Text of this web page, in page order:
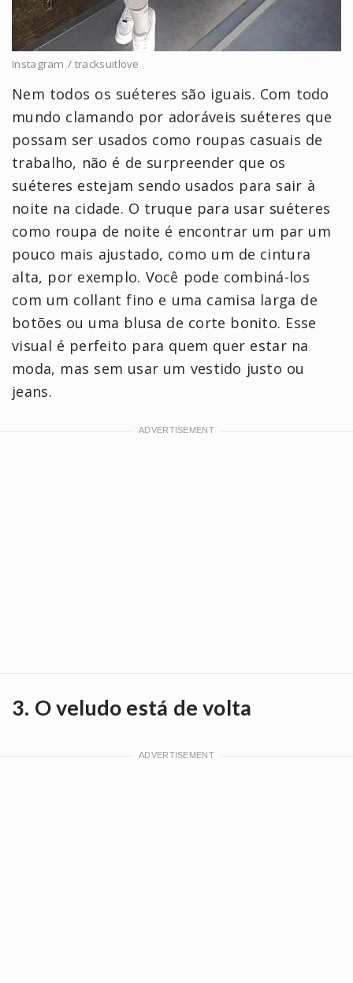
Instagram / tracksuitlove
Nem todos os suéteres são iguais. Com todo
mundo clamando por adoráveis suéteres que
possam ser usados como roupas casuais de
trabalho, não é de surpreender que os
suéteres estejam sendo usados para sair à
noite na cidade. O truque para usar suéteres
como roupa de noite é encontrar um par um
pouco mais ajustado, como um de cintura
alta, por exemplo. Você pode combiná-los
com um collant fino e uma camisa larga de
botões ou uma blusa de corte bonito. Esse
visual é perfeito para quem quer estar na
moda, mas sem usar um vestido justo ou
jeans.
3. O veludo está de volta